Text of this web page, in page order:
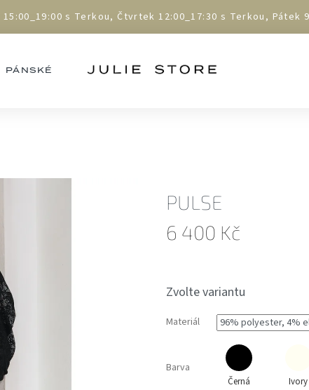
s Terkou, Čtvrtek 12:00_17:30 s Terkou, Pátek
PÁNSKÉ
PULSE
6 400 Kč
Zvolte variantu
Materiál
Barva
Černá Ivory